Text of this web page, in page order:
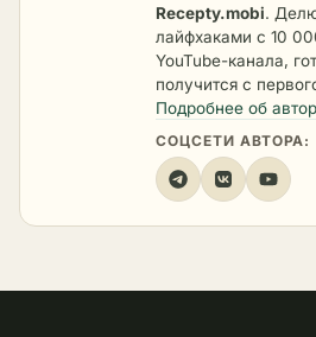
Recepty.mobi.
лайфхаками с 10
YouTube-канала,
получится с
Подробнее об
СОЦСЕТИ АВТОРА: